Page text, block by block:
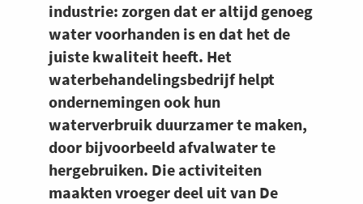
industrie: zorgen dat er altijd genoeg
water voorhanden is en dat het de
juiste kwaliteit heeft. Het
waterbehandelingsbedrijf helpt
ondernemingen ook hun
waterverbruik duurzamer te maken,
door bijvoorbeeld afvalwater te
hergebruiken. Die activiteiten
maakten vroeger deel uit van De